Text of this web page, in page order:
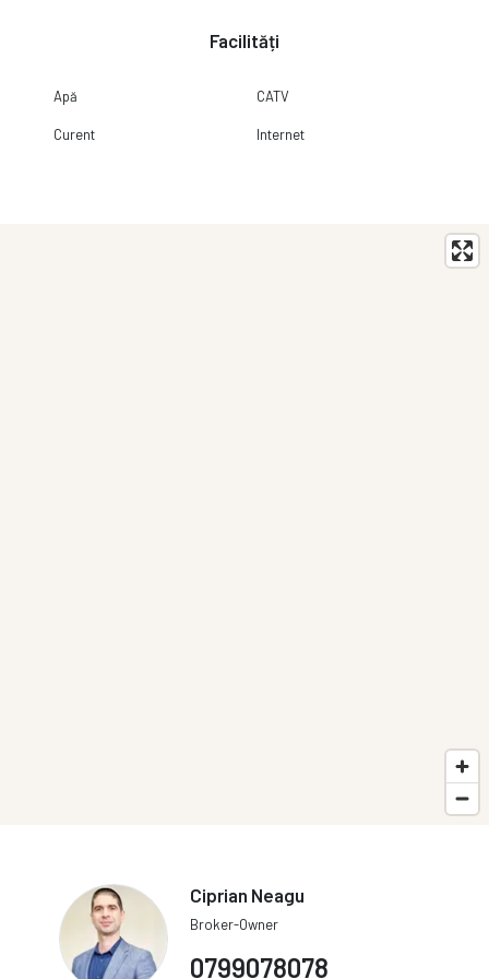
Facilități
Apă CATV
Curent Internet
Ciprian Neagu
Broker-Owner
0799078078